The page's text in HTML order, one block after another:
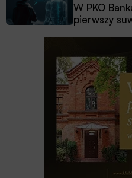
W PKO
pierwszy